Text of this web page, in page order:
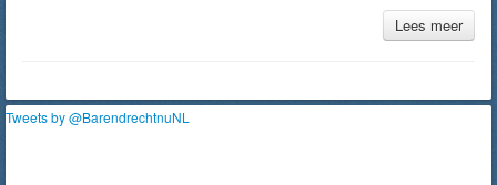
Lees meer
Tweets by @BarendrechtnuNL